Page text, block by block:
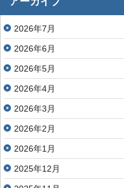
2026年7月
2026年6月
2026年5月
2026年4月
2026年3月
2026年2月
2026年1月
2025年12月